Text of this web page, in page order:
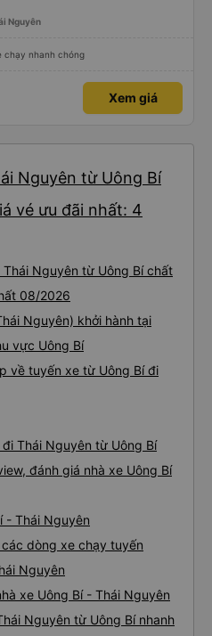
Nguyên
chạy nhanh chóng
Xem giá
Nguyên từ Uông Bí
vé ưu đãi nhất: 4
Nguyên từ Uông Bí chất
08/2026
Nguyên) khởi hành tại
vực Uông Bí
về tuyến xe từ Uông Bí đi
Thái Nguyên từ Uông Bí
đánh giá nhà xe Uông Bí
- Thái Nguyên
dòng xe chạy tuyến
Nguyên
xe Uông Bí - Thái Nguyên
Nguyên từ Uông Bí nhanh